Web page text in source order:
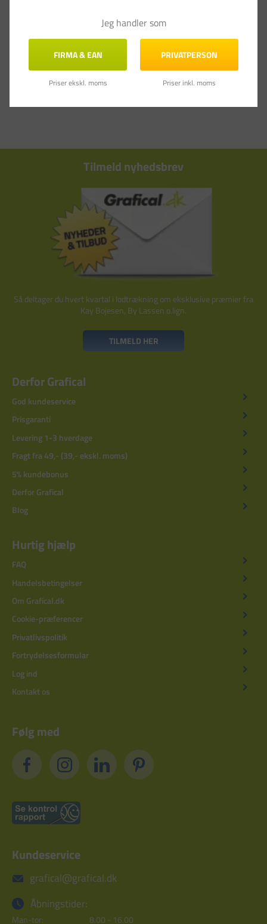
Tilmeld nyhedsbrev
Så deltager du hvert kvartal i lodtrækning om eksklusive præmier fra
Kay Bojesen, By Lassen o.lign.
TILMELD HER
Derfor Grafical
God kundeservice
Prisgaranti
Levering 1-3 hverdage
Fragt fra 49,- (39,- ekskl. moms)
5% kundebonus
Derfor Grafical
Blog
Hurtig hjælp
FAQ
Handelsbetingelser
Om Grafical.dk
Cookie-præferencer
Privatlivspolitik
Fortrydelsesformular
Log ind
Kontakt os
Følg med
Kundeservice
grafical@grafical.dk
Åbningstider:
Man-tor: 8.00 - 16.00
Jeg handler som
FIRMA & EAN
Priser ekskl. moms
PRIVATPERSON
Priser inkl. moms